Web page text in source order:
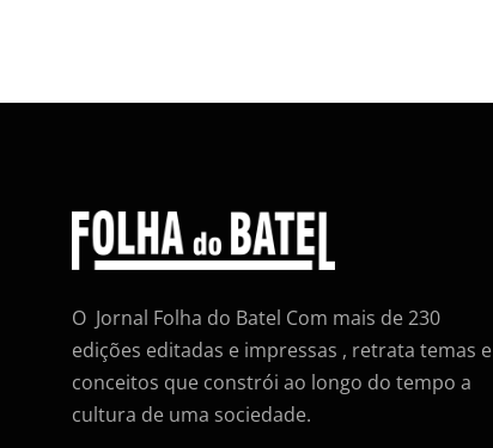
O Jornal Folha do Batel Com mais de 230
edições editadas e impressas , retrata temas e
conceitos que constrói ao longo do tempo a
cultura de uma sociedade.